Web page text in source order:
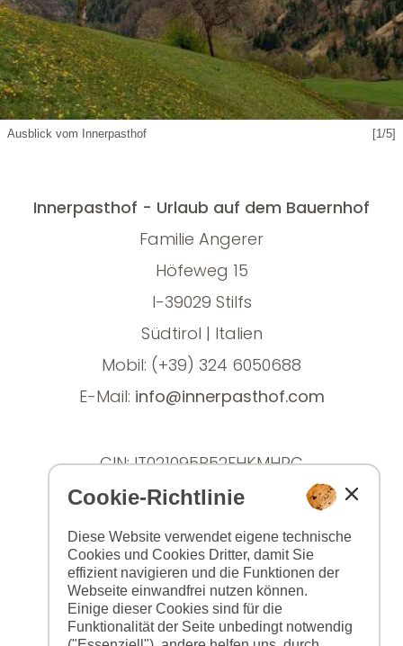
Cookie-Richtlinie
Diese Website verwendet eigene technische
Cookies und Cookies Dritter, damit Sie
effizient navigieren und die Funktionen der
Webseite einwandfrei nutzen können.
Einige dieser Cookies sind für die
Funktionalität der Seite unbedingt notwendig
Ausblick vom Innerpasthof [1/5]
Innerpasthof - Urlaub auf dem Bauernhof
Familie Angerer
Höfeweg 15
I-39029 Stilfs
Südtirol | Italien
Mobil: (+39) 324 6050688
E-Mail: info@innerpasthof.com
CIN: IT021095B52FHKMHRC